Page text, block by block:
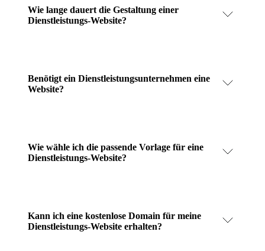
Wie lange dauert die Gestaltung einer
Dienstleistungs-Website?
Benötigt ein Dienstleistungsunternehmen eine
Website?
Wie wähle ich die passende Vorlage für eine
Dienstleistungs-Website?
Kann ich eine kostenlose Domain für meine
Dienstleistungs-Website erhalten?